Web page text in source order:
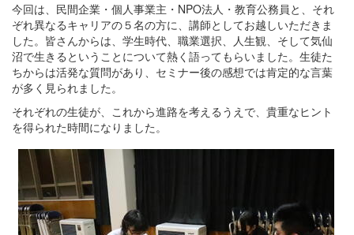
今回は、民間企業・個人事業主・NPO法人・教育公務員と、それ
ぞれ異なるキャリアの５名の方に、講師としてお越しいただきま
した。皆さんからは、学生時代、職業選択、人生観、そして気仙
沼で生きるということについて熱く語ってもらいました。生徒た
ちからは活発な質問があり、セミナー後の感想では肯定的な言葉
が多く見られました。
それぞれの生徒が、これから進路を考えるうえで、貴重なヒント
を得られた時間になりました。